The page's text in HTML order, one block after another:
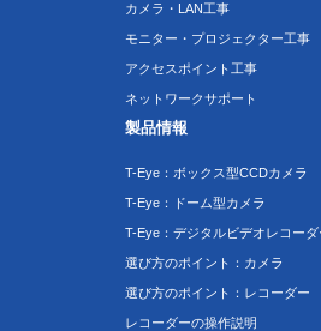
カメラ・LAN工事
モニター・プロジェクター工事
アクセスポイント工事
ネットワークサポート
製品情報
T-Eye：ボックス型CCDカメラ
T-Eye：ドーム型カメラ
T-Eye：デジタルビデオレコーダ
選び方のポイント：カメラ
選び方のポイント：レコーダー
レコーダーの操作説明